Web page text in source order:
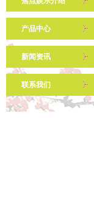
产品中心
新闻资讯
联系我们